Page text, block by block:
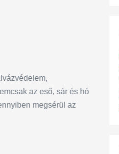
az eső, sár és hó
megsérül az